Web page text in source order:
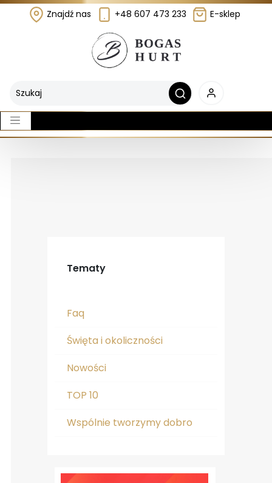
Znajdź nas +48 607 473 233 E-sklep
Tematy
Faq
Święta i okoliczności
Nowości
TOP 10
Wspólnie tworzymy dobro